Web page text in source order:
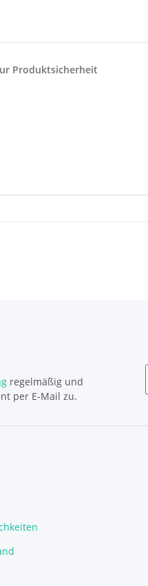
Produktsicherheit
regelmäßig und
per E-Mail zu.